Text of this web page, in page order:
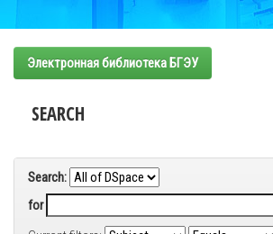
Электронная библиотека БГЭУ
SEARCH
Search:
for